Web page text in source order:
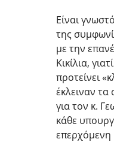
Είναι
της
με την
Κικίλια,
προτείνει
έκλειναν
για τον κ.
κάθε
επερχόμενη